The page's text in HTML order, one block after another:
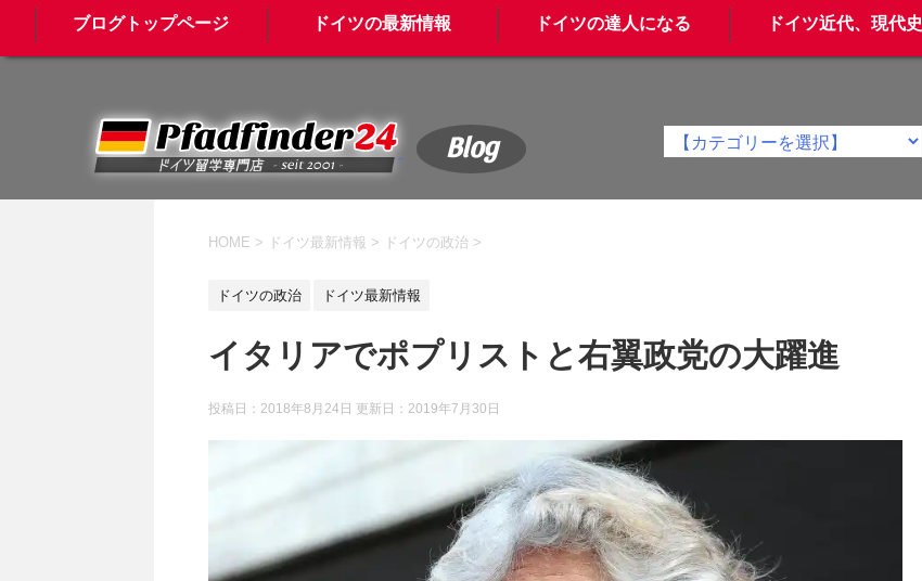
ブログトップページ ドイツの最新情報 ドイツの達人になる ドイツ近代、現代史
Blog
HOME > ドイツ最新情報 > ドイツの政治 >
ドイツの政治 ドイツ最新情報
イタリアでポプリストと右翼政党の大躍進
投稿日：2018年8月24日 更新日： 2019年7月30日